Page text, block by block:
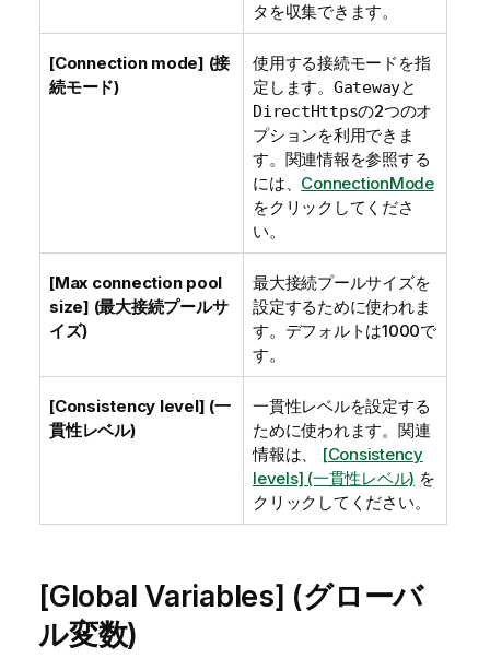
タを収集できます。
[Connection mode] (接
続モード)
使用する接続モードを指
定します。 Gatewayと
DirectHttpsの2つのオ
プションを利用できま
す。関連情報を参照する
には、 ConnectionMode
をクリックしてくださ
い。
[Max connection pool
size] (最大接続プールサ
イズ)
最大接続プールサイズを
設定するために使われま
す。デフォルトは1000で
す。
[Consistency level] (一
貫性レベル)
一貫性レベルを設定する
ために使われます。関連
情報は、
[Consistency
levels] (一貫性レベル) を
クリックしてください。
[Global Variables] (グローバ
ル変数)